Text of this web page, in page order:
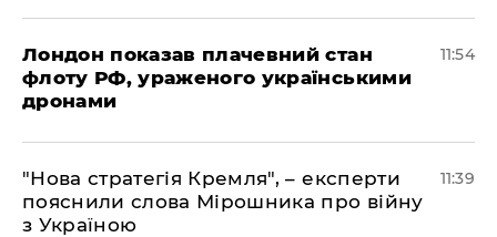
Лондон показав плачевний стан
флоту РФ, ураженого українськими
дронами
11:54
"Нова стратегія Кремля", – експерти
пояснили слова Мірошника про війну
з Україною
11:39